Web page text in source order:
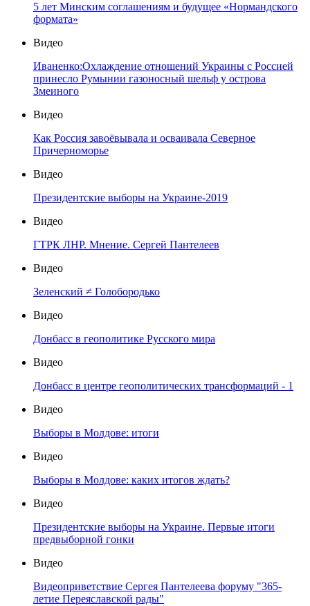
5 лет Минским соглашениям и будущее «Нормандского
формата»
Видео
Иваненко:Охлаждение отношений Украины с Россией
принесло Румынии газоносный шельф у острова
Змеиного
Видео
Как Россия завоёвывала и осваивала Северное
Причерноморье
Видео
Президентские выборы на Украине-2019
Видео
ГТРК ЛНР. Мнение. Сергей Пантелеев
Видео
Зеленский ≠ Голобородько
Видео
Донбасс в геополитике Русского мира
Видео
Донбасс в центре геополитических трансформаций - 1
Видео
Выборы в Молдове: итоги
Видео
Выборы в Молдове: каких итогов ждать?
Видео
Президентские выборы на Украине. Первые итоги
предвыборной гонки
Видео
Видеоприветствие Сергея Пантелеева форуму "365-
летие Переяславской рады"